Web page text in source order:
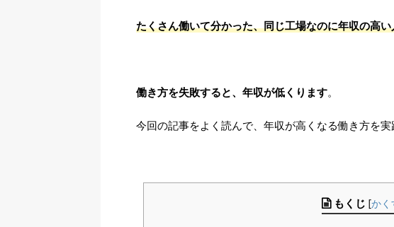
たくさん働いて分かった、同じ工場なのに年収の高
働き方を失敗すると、年収が低くります。
今回の記事をよく読んで、年収が高くなる働き方を実
もくじ [かく